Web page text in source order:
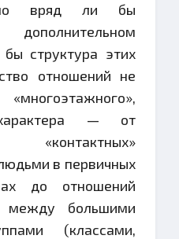
вряд ли бы
структура этих
отношений не
характера — от
«контактных»
в первичных
до отношений
между большими
(классами,